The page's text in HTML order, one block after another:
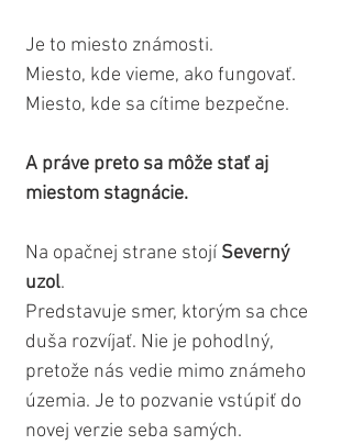
Je to miesto známosti.
Miesto, kde vieme, ako fungovať.
Miesto, kde sa cítime bezpečne.
A práve preto sa môže stať aj
miestom stagnácie.
Na opačnej strane stojí Severný
uzol.
Predstavuje smer, ktorým sa chce
duša rozvíjať. Nie je pohodlný,
pretože nás vedie mimo známeho
územia. Je to pozvanie vstúpiť do
novej verzie seba samých.